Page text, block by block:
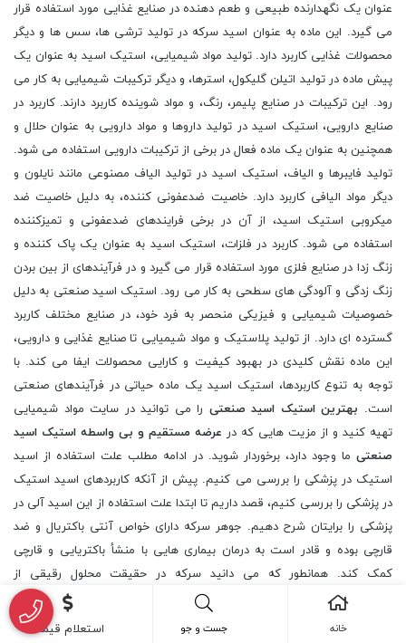
عنوان یک نگهدارنده طبیعی و طعم دهنده در صنایع غذایی مورد استفاده قرار
می گیرد. این ماده به عنوان اسید سرکه در تولید ترشی ها، سس ها و دیگر
محصولات غذایی کاربرد دارد. تولید مواد شیمیایی، استیک اسید به عنوان یک
پیش ماده در تولید اتیلن گلیکول، استرها، و دیگر ترکیبات شیمیایی به کار می
رود. این ترکیبات در صنایع پلیمر، رنگ، و مواد شوینده کاربرد دارند. کاربرد در
صنایع دارویی، استیک اسید در تولید داروها و مواد دارویی به عنوان حلال و
همچنین به عنوان یک ماده فعال در برخی از ترکیبات دارویی استفاده می شود.
تولید فایبرها و الیاف، استیک اسید در تولید الیاف مصنوعی مانند نایلون و
دیگر مواد الیافی کاربرد دارد. خاصیت ضدعفونی کننده، به دلیل خاصیت ضد
میکروبی استیک اسید، از آن در برخی فرایندهای ضدعفونی و تمیزکننده
استفاده می شود. کاربرد در فلزات، استیک اسید به عنوان یک پاک کننده و
زنگ زدا در صنایع فلزی مورد استفاده قرار می گیرد و در فرآیندهای از بین بردن
زنگ زدگی و آلودگی های سطحی به کار می رود. استیک اسید صنعتی به دلیل
خصوصیات شیمیایی و فیزیکی منحصر به فرد خود، در صنایع مختلف کاربرد
گسترده ای دارد. از تولید پلاستیک و مواد شیمیایی تا صنایع غذایی و دارویی،
این ماده نقش کلیدی در بهبود کیفیت و کارایی محصولات ایفا می کند. با
توجه به تنوع کاربردها، استیک اسید یک ماده حیاتی در فرآیندهای صنعتی
است. بهتریناستیک اسید صنعتی را می توانید در سایت مواد شیمیایی
تهیه کنید و از مزیت هایی که در عرضه مستقیم و بی واسطه استیک اسید
صنعتی ما وجود دارد، برخوردار شوید. در ادامه مطلب علت استفاده از اسید
استیک در پزشکی را بررسی می کنیم. پیش از آنکه کاربردهای اسید استیک
در پزشکی را بررسی کنیم، قصد داریم تا ابتدا علت استفاده از این اسید آلی در
پزشکی را برایتان شرح دهیم. جوهر سرکه دارای خواص آنتی باکتریال و ضد
قارچی بوده و قادر است به درمان بیماری هایی با منشأ باکتریایی و قارچی
کمک کند. همانطور که می دانید سرکه در حقیقت محلول رقیقی از
اسیداستیک می باشد و به همین علت نیز می باشد که برخی از مردم از زمان
های گذشته تا به الان برای ضد عفونی کردن لباس های خود از سرکه استفاده
خانه جست و جو استعلام قیمت